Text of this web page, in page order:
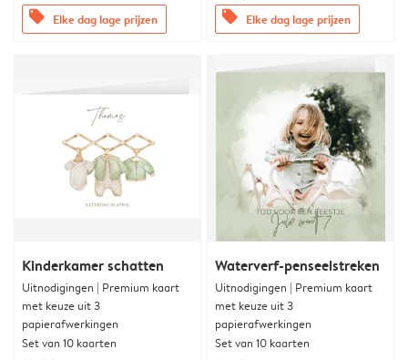
offers Elke dag lage prijzen offers Elke dag lage prijzen
Kinderkamer schatten
Uitnodigingen | Premium kaart
met keuze uit 3
papierafwerkingen
Set van 10 kaarten
Waterverf-penseelstreken
Uitnodigingen | Premium kaart
met keuze uit 3
papierafwerkingen
Set van 10 kaarten